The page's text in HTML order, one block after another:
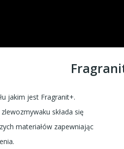
jakim jest Fragranit+.
składa się
materiałów zapewniając